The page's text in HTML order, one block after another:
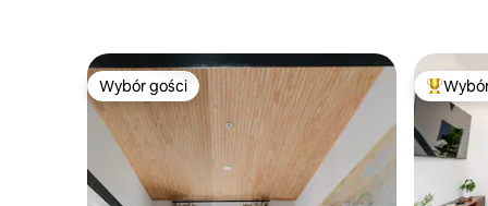
Wybór gości
Wybór gości